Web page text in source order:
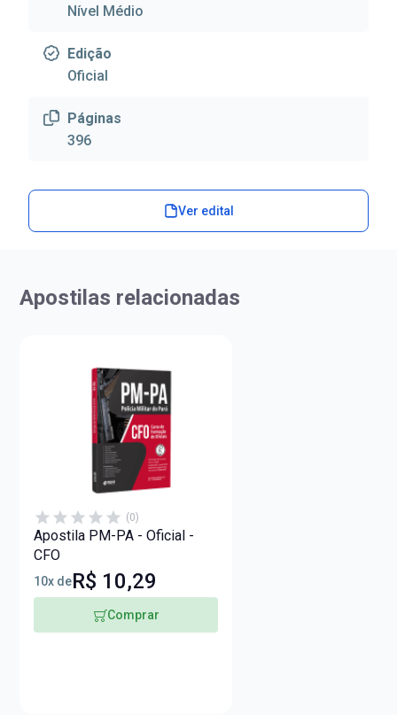
Nível Médio
Edição
Oficial
Páginas
396
Ver edital
Apostilas relacionadas
(0)
Apostila PM-PA - Oficial -
CFO
10x deR$ 10,29
Comprar